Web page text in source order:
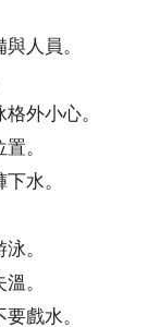
人員。
外小心。
。
水。
。
。
戲水。